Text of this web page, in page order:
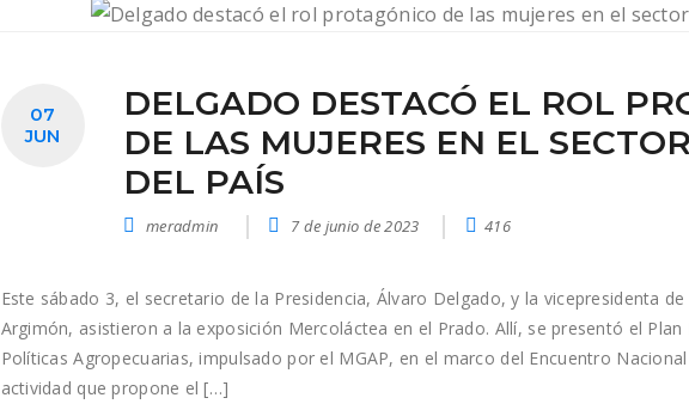
07
JUN
DELGADO DESTACÓ EL ROL
DE LAS MUJERES EN EL
DEL PAÍS
meradmin 7 de junio de 2023 416
Este sábado 3, el secretario de la Presidencia, Álvaro Delgado, y la vicepresidenta
Argimón, asistieron a la exposición Mercoláctea en el Prado. Allí, se presentó el
Políticas Agropecuarias, impulsado por el MGAP, en el marco del Encuentro
actividad que propone el […]